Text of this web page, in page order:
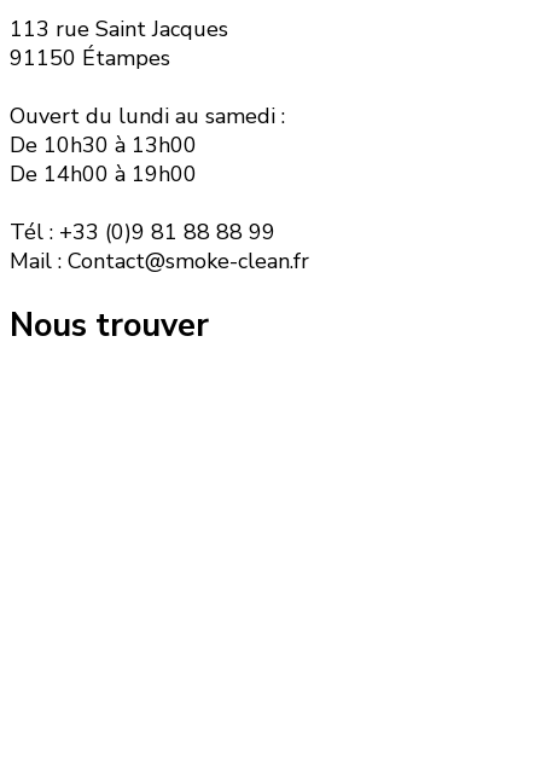
113 rue Saint Jacques
91150 Étampes
Ouvert du lundi au samedi :
De 10h30 à 13h00
De 14h00 à 19h00
Tél : +33 (0)9 81 88 88 99
Mail : Contact@smoke-clean.fr
Nous trouver